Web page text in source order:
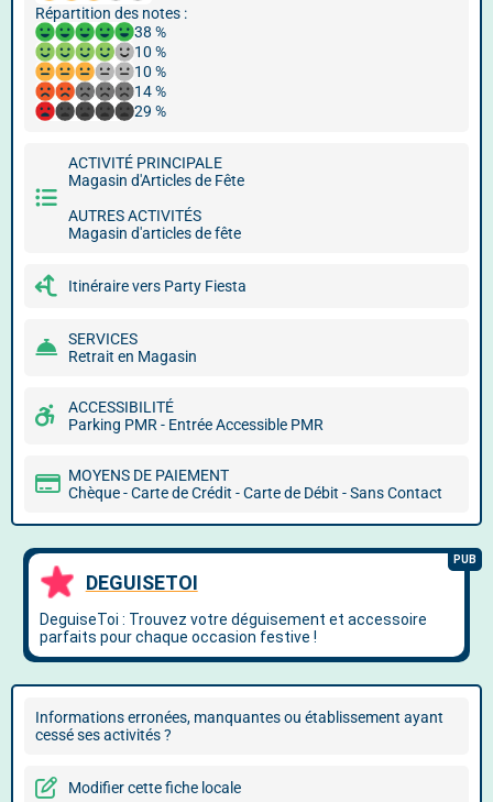
Répartition des notes :
38 %
10 %
10 %
14 %
29 %
ACTIVITÉ PRINCIPALE
Magasin d'Articles de Fête
AUTRES ACTIVITÉS
Magasin d'articles de fête
Itinéraire vers Party Fiesta
SERVICES
Retrait en Magasin
ACCESSIBILITÉ
Parking PMR - Entrée Accessible PMR
MOYENS DE PAIEMENT
Chèque - Carte de Crédit - Carte de Débit - Sans Contact
Informations erronées, manquantes ou établissement ayant
cessé ses activités ?
Modifier cette fiche locale